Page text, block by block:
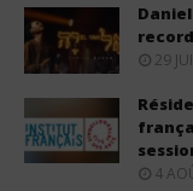
Daniel
29
4